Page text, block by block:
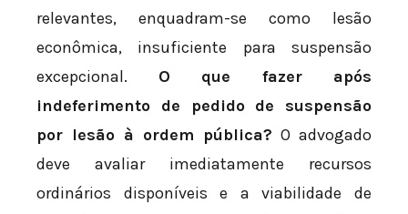
relevantes, enquadram-se como lesão
econômica, insuficiente para suspensão
excepcional. O que fazer após
indeferimento de pedido de suspensão
por lesão à ordem pública? O advogado
deve avaliar imediatamente recursos
ordinários disponíveis e a viabilidade de